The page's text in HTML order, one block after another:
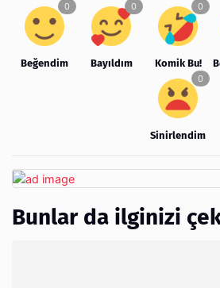
Beğendim Bayıldım Komik Bu!
Sinirlendim
Bunlar da ilginizi